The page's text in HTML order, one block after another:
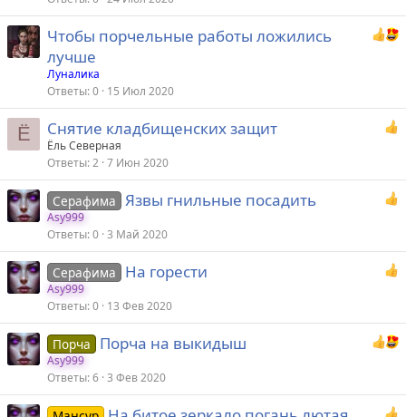
Чтобы порчельные работы ложились
лучше
Луналика
Ответы 0 15 Июл 2020
Ё Снятие кладбищенских защит
Ёль Северная
Ответы 2 7 Июн 2020
Серафима Язвы гнильные посадить
Asy999
Ответы 0 3 Май 2020
Серафима На горести
Asy999
Ответы 0 13 Фев 2020
Порча Порча на выкидыш
Asy999
Ответы 6 3 Фев 2020